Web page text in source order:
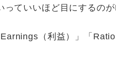
ていいほど目にするのが
（利益）」「